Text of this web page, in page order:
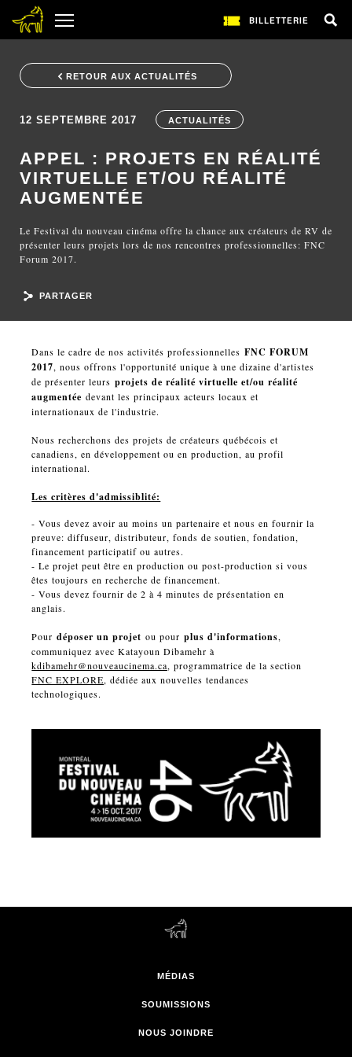
BILLETTERIE
RETOUR AUX ACTUALITÉS
12 SEPTEMBRE 2017 ACTUALITÉS
APPEL : PROJETS EN RÉALITÉ
VIRTUELLE ET/OU RÉALITÉ
AUGMENTÉE
Le Festival du nouveau cinéma offre la chance aux créateurs de RV de
présenter leurs projets lors de nos rencontres professionnelles: FNC
Forum 2017.
PARTAGER
Dans le cadre de nos activités professionnellesFNC FORUM
2017, nous offrons l'opportunité unique à une dizaine d'artistes
de présenter leursprojets de réalité virtuelle et/ou réalité
augmentée devant les principaux acteurs locaux et
internationaux de l'industrie.
Nous recherchons des projets de créateurs québécois et
canadiens, en développement ou en production, au profil
international.
Les critères d'admissiblité:
- Vous devez avoir au moins un partenaire et nous en fournir la
preuve: diffuseur, distributeur, fonds de soutien, fondation,
financement participatif ou autres.
- Le projet peut être en production ou post-production si vous
êtes toujours en recherche de financement.
- Vous devez fournir de 2 à 4 minutes de présentation en
anglais.
Pourdéposer un projet ou pourplus d'informations,
communiquez avec Katayoun Dibamehr à
kdibamehr@nouveaucinema.ca, programmatrice de la section
FNC EXPLORE, dédiée aux nouvelles tendances
technologiques.
MÉDIAS
SOUMISSIONS
NOUS JOINDRE